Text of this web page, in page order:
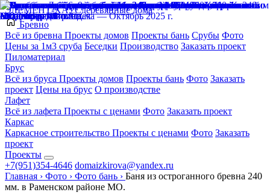
ЭЛЕМЕНТ-ХАУСдеревянные дома
Бревно
Всё из бревна Проекты домов Проекты бань Срубы Фото
Цены за 1м3 сруба Беседки Производство Заказать проект
Пиломатериал
Брус
Всё из бруса Проекты домов Проекты бань Фото Заказать
проект Цены на брус О производстве
Лафет
Всё из лафета Проекты с ценами Фото Заказать проект
Каркас
Каркасное строительство Проекты с ценами Фото Заказать
проект
Проекты
+7(951)354-4646 domaizkirova@yandex.ru
Главная › Фото › Фото бань › Баня из остроганного бревна 240
мм. в Раменском районе МО.